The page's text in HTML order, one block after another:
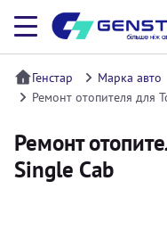
Генстар
Марка авто
Ремонт отопителя для
Ремонт
Single Cab